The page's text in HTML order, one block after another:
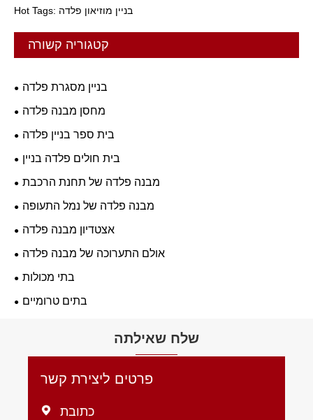
Hot Tags: בניין מוזיאון פלדה
קטגוריה קשורה
בניין מסגרת פלדה
מחסן מבנה פלדה
בית ספר בניין פלדה
בית חולים פלדה בניין
מבנה פלדה של תחנת הרכבת
מבנה פלדה של נמל התעופה
אצטדיון מבנה פלדה
אולם התערוכה של מבנה פלדה
בתי מכולות
בתים טרומיים
שלח שאילתה
פרטים ליצירת קשר
 כתובת